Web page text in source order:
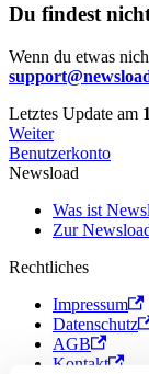
Du findest
Wenn du etwas
Letztes Update am
Weiter
Benutzerkonto
Newsload
Was ist
Zur
Rechtliches
Impressum
Datenschutz
AGB
Kontakt